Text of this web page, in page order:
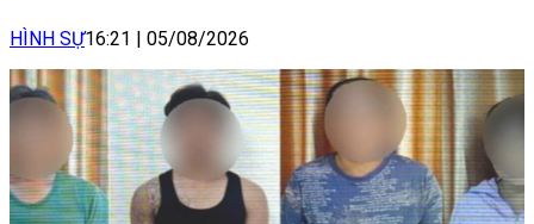
HÌNH SỰ16:21 05/08/2026